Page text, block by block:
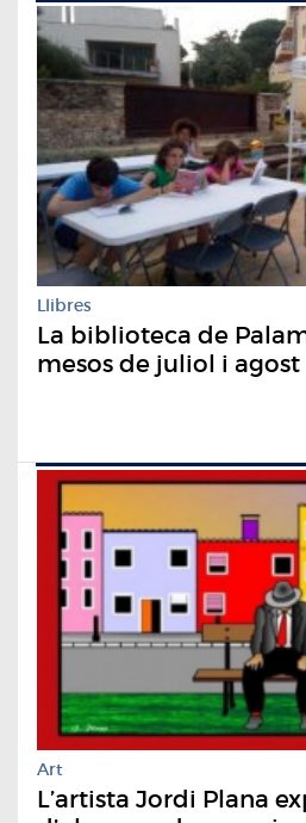
Llibres
La biblioteca de
mesos de juliol i agost
Art
L’artista Jordi Plana